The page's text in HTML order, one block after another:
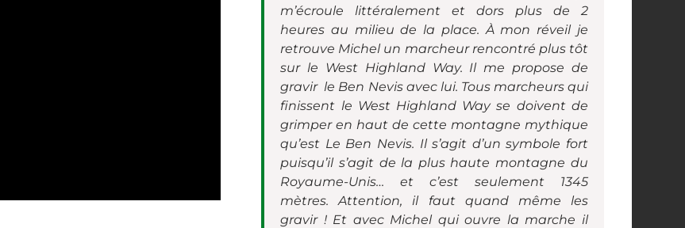
m’écroule littéralement et dors plus de 2
heures au milieu de la place. À mon réveil je
retrouve Michel un marcheur rencontré plus tôt
sur le West Highland Way. Il me propose de
gravir le Ben Nevis avec lui. Tous marcheurs qui
finissent le West Highland Way se doivent de
grimper en haut de cette montagne mythique
qu’est Le Ben Nevis. Il s’agit d’un symbole fort
puisqu’il s’agit de la plus haute montagne du
Royaume-Unis… et c’est seulement 1345
mètres. Attention, il faut quand même les
gravir ! Et avec Michel qui ouvre la marche il